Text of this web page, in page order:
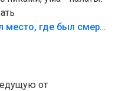
«Попал на пику»: СК показал место, где был смертельно травмирован ребенок в Тольятти
от